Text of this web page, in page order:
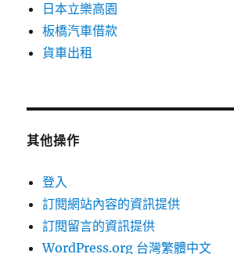
日本立樂高園
板橋汽車借款
貨車出租
其他操作
登入
訂閱網站內容的資訊提供
訂閱留言的資訊提供
WordPress.org 台灣繁體中文